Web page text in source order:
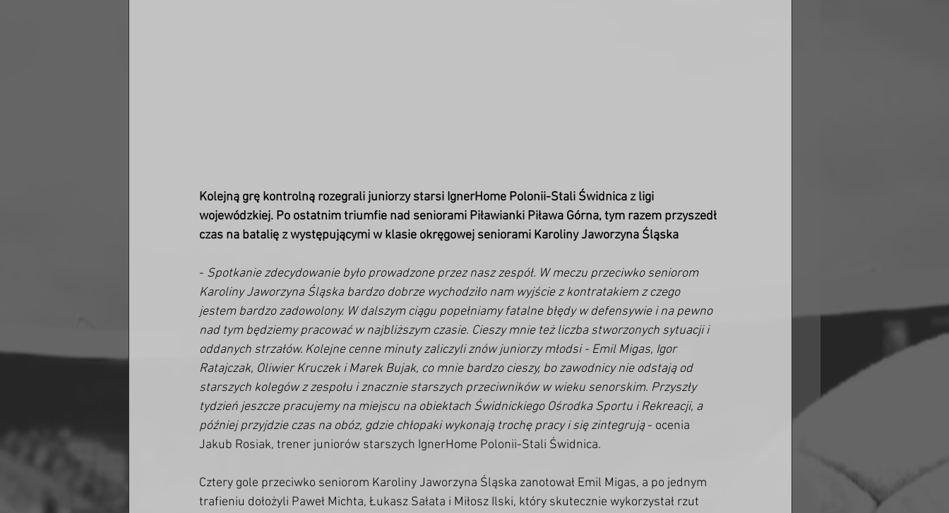
Kolejną grę kontrolną rozegrali juniorzy starsi IgnerHome Polonii-Stali Świdnica z ligi
wojewódzkiej. Po ostatnim triumfie nad seniorami Piławianki Piława Górna, tym razem przyszedł
czas na batalię z występującymi w klasie okręgowej seniorami Karoliny Jaworzyna Śląska
- Spotkanie zdecydowanie było prowadzone przez nasz zespół. W meczu przeciwko seniorom
Karoliny Jaworzyna Śląska bardzo dobrze wychodziło nam wyjście z kontratakiem z czego
jestem bardzo zadowolony. W dalszym ciągu popełniamy fatalne błędy w defensywie i na pewno
nad tym będziemy pracować w najbliższym czasie. Cieszy mnie też liczba stworzonych sytuacji i
oddanych strzałów. Kolejne cenne minuty zaliczyli znów juniorzy młodsi - Emil Migas, Igor
Ratajczak, Oliwier Kruczek i Marek Bujak, co mnie bardzo cieszy, bo zawodnicy nie odstają od
starszych kolegów z zespołu i znacznie starszych przeciwników w wieku senorskim. Przyszły
tydzień jeszcze pracujemy na miejscu na obiektach Świdnickiego Ośrodka Sportu i Rekreacji, a
później przyjdzie czas na obóz, gdzie chłopaki wykonają trochę pracy i się zintegrują - ocenia
Jakub Rosiak, trener juniorów starszych IgnerHome Polonii-Stali Świdnica.
Cztery gole przeciwko seniorom Karoliny Jaworzyna Śląska zanotował Emil Migas, a po jednym
trafieniu dołożyli Paweł Michta, Łukasz Sałata i Miłosz Ilski, który skutecznie wykorzystał rzut